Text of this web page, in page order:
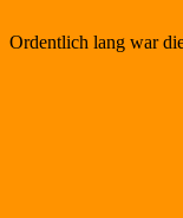
Ordentlich lang war